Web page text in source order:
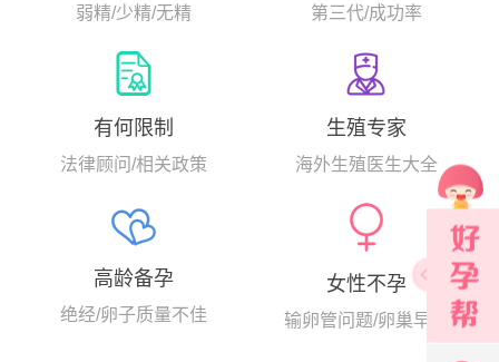
弱精/少精/无精 第三代/成功率
有何限制
法律顾问/相关政策
生殖专家
海外生殖医生大全
高龄备孕
绝经/卵子质量不佳
女性不孕
输卵管问题/卵巢早衰